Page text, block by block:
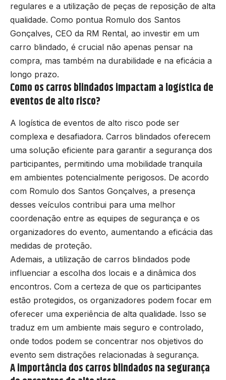
regulares e a utilização de peças de reposição de alta
qualidade. Como pontua Romulo dos Santos
Gonçalves, CEO da RM Rental, ao investir em um
carro blindado, é crucial não apenas pensar na
compra, mas também na durabilidade e na eficácia a
longo prazo.
Como os carros blindados impactam a logística de
eventos de alto risco?
A logística de eventos de alto risco pode ser
complexa e desafiadora. Carros blindados oferecem
uma solução eficiente para garantir a segurança dos
participantes, permitindo uma mobilidade tranquila
em ambientes potencialmente perigosos. De acordo
com Romulo dos Santos Gonçalves, a presença
desses veículos contribui para uma melhor
coordenação entre as equipes de segurança e os
organizadores do evento, aumentando a eficácia das
medidas de proteção.
Ademais, a utilização de carros blindados pode
influenciar a escolha dos locais e a dinâmica dos
encontros. Com a certeza de que os participantes
estão protegidos, os organizadores podem focar em
oferecer uma experiência de alta qualidade. Isso se
traduz em um ambiente mais seguro e controlado,
onde todos podem se concentrar nos objetivos do
evento sem distrações relacionadas à segurança.
A importância dos carros blindados na segurança